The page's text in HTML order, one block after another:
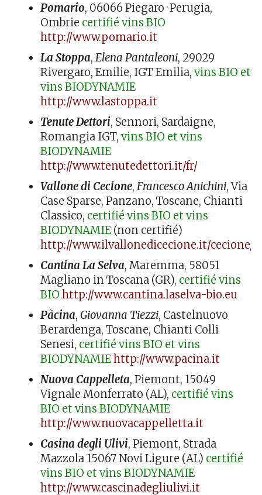
Pomario, 06066 Piegaro · Perugia,
Ombrie certifié vins BIO
http://www.pomario.it
La Stoppa, Elena Pantaleoni, 29029
Rivergaro, Emilie, IGT Emilia, vins BIO et
vins BIODYNAMIE
http://www.lastoppa.it
Tenute Dettori, Sennori, Sardaigne,
Romangia IGT, vins BIO et vins
BIODYNAMIE
http://www.tenutedettori.it/fr/
Vallone di Cecione, Francesco Anichini, Via
Case Sparse, Panzano, Toscane, Chianti
Classico, certifié vins BIO et vins
BIODYNAMIE(non certifié)
http://www.ilvallonedicecione.it/cecione/
Cantina La Selva, Maremma, 58051
Magliano in Toscana (GR), certifié vins
BIO http://www.cantina.laselva-bio.eu
Pãcina, Giovanna Tiezzi, Castelnuovo
Berardenga, Toscane, Chianti Colli
Senesi, certifié vins BIO et vins
BIODYNAMIEhttp://www.pacina.it
Nuova Cappelleta, Piemont, 15049
Vignale Monferrato (AL), certifié vins
BIO et vins BIODYNAMIE
http://www.nuovacappelletta.it
Casina degli Ulivi, Piemont, Strada
Mazzola 15067 Novi Ligure (AL) certifié
vins BIO et vins BIODYNAMIE
http://www.cascinadegliulivi.it